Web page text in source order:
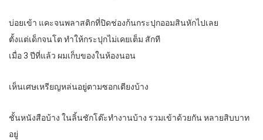
บ่อยเข้า แคะจนพลาสติกที่ปิดช่องก้นกระปุกออมสินหักไปเลย
ตั้งแต่เด็กจนโต ทำให้กระปุกไม่เคยเต็ม สักที
เมื่อ 3 ปีที่แล้ว ผมเก็บของในห้องนอน
เห็นเศษเหรียญหล่นอยู่ตามซอกเตียงบ้าง
ชั้นหนังสือบ้าง ในลิ้นชักโต๊ะทำงานบ้าง รวมเข้าด้วยกัน หลายสิบบาท
อยู่